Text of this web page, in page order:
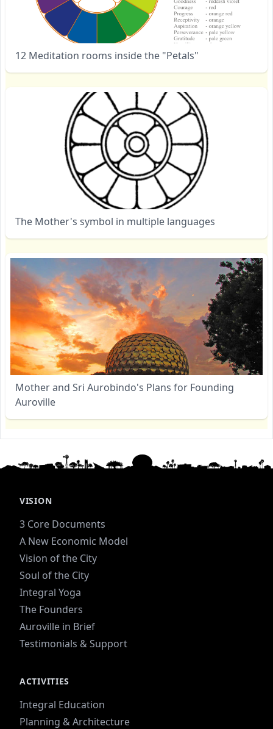
12 Meditation rooms inside the "Petals"
The Mother's symbol in multiple languages
Mother and Sri Aurobindo's Plans for Founding
Auroville
VISION
3 Core Documents
A New Economic Model
Vision of the City
Soul of the City
Integral Yoga
The Founders
Auroville in Brief
Testimonials & Support
ACTIVITIES
Integral Education
Planning & Architecture